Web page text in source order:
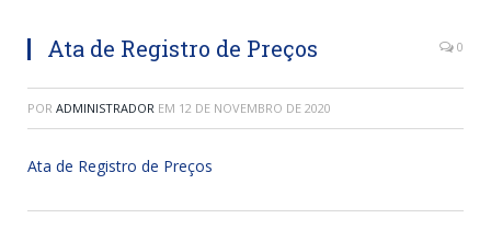
Ata de Registro de Preços 0
POR ADMINISTRADOR EM 12 DE NOVEMBRO DE 2020
Ata de Registro de Preços